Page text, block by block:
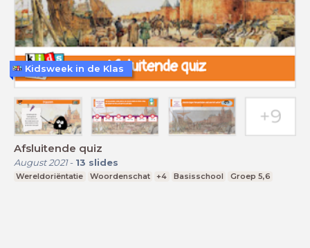
Afsluitende quiz
August 2021- 13 slides
Wereldoriëntatie Woordenschat +4 Basisschool Groep 5,6
Kidsweek in de Klas